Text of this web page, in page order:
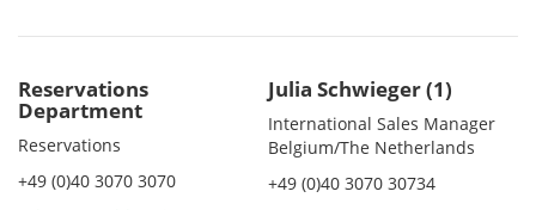
Reservations
Department
Reservations
+49 (0)40 3070 3070
Julia Schwieger (1)
International Sales Manager
Belgium/The Netherlands
+49 (0)40 3070 30734